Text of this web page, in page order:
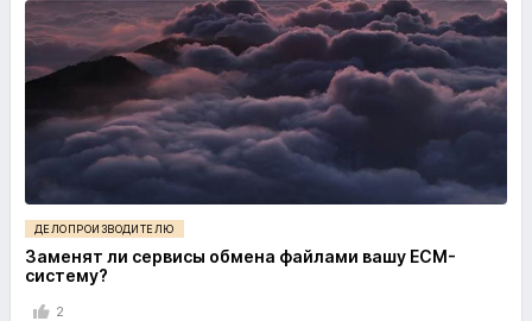
ДЕЛОПРОИЗВОДИТЕЛЮ
Заменят ли сервисы обмена файлами вашу ECM-
систему?
2